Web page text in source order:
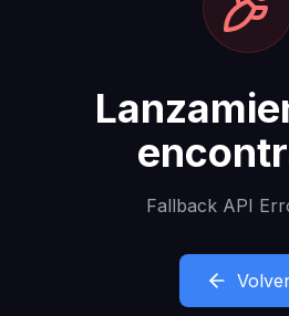
Fallback API